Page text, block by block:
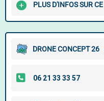
PLUS D'INFOS SUR
DRONE CONCEPT 26